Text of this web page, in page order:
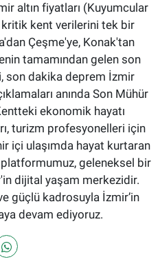
altın fiyatları (Kuyumcular
kritik kent verilerini tek bir
Çeşme'ye, Konak'tan
tamamından gelen son
son dakika deprem İzmir
anında Son Mühür
ekonomik hayatı
turizm profesyonelleri için
içi ulaşımda hayat kurtaran
geleneksel bir
dijital yaşam merkezidir.
güçlü kadrosuyla İzmir’in
devam ediyoruz.